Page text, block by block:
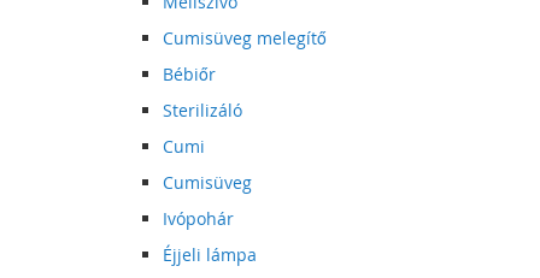
Cumisüveg melegítő
Bébiőr
Sterilizáló
Cumi
Cumisüveg
Ivópohár
Éjjeli lámpa